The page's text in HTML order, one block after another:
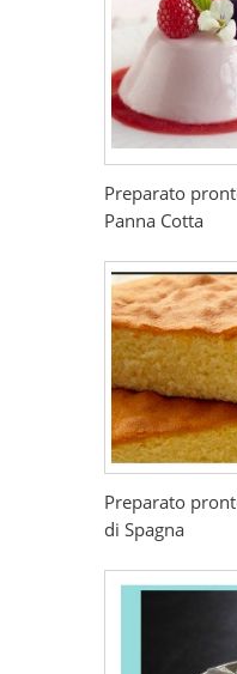
Preparato
Panna Cotta
Preparato
di Spagna